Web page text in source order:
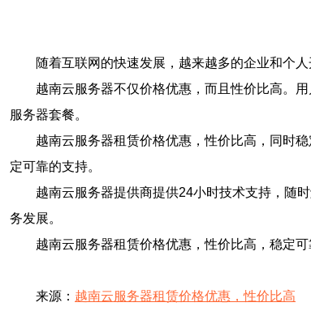
随着互联网的快速发展，越来越多的企业和个
越南云服务器不仅价格优惠，而且性价比高。
服务器套餐。
越南云服务器租赁价格优惠，性价比高，同时
定可靠的支持。
越南云服务器提供商提供24小时技术支持，随
务发展。
越南云服务器租赁价格优惠，性价比高，稳定
来源： 越南云服务器租赁价格优惠，性价比高